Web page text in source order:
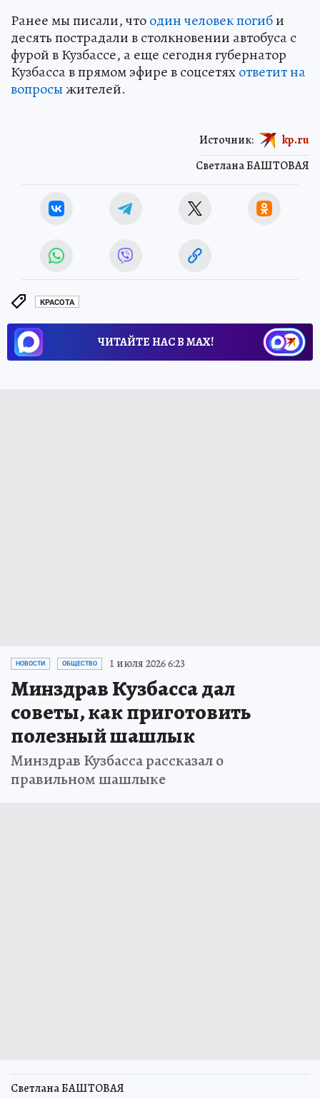
Ранее мы писали, чтоодин человек погиби
десять пострадали в столкновении автобуса с
фурой в Кузбассе, а еще сегодня губернатор
Кузбасса в прямом эфире в соцсетяхответит на
вопросыжителей.
Светлана БАШТОВАЯ
Источник: kp.ru
КРАСОТА
ЧИТАЙТЕ НАС В МАХ!
НОВОСТИ ОБЩЕСТВО 1 июля 2026 6:23
Минздрав Кузбасса дал
советы, как приготовить
полезный шашлык
Минздрав Кузбасса рассказал о
правильном шашлыке
Светлана БАШТОВАЯ